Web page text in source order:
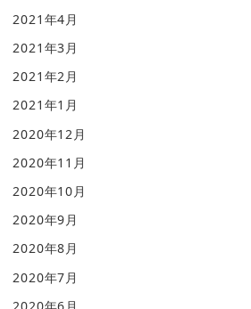
2021年4月
2021年3月
2021年2月
2021年1月
2020年12月
2020年11月
2020年10月
2020年9月
2020年8月
2020年7月